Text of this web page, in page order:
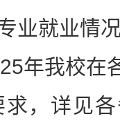
业就业情
年我校在
，详见